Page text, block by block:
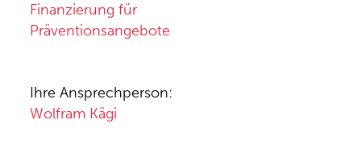
Finanzierung für
Präventionsangebote
Ihre Ansprechperson:
Wolfram Kägi